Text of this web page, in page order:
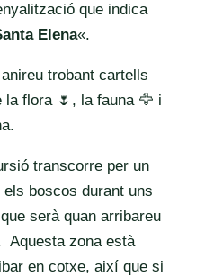
que indica
Elena«.
trobant cartells
la flora 🌷, la fauna 🦅 i
transcorre per un
boscos durant uns
serà quan arribareu
Aquesta zona està
en cotxe, així que si